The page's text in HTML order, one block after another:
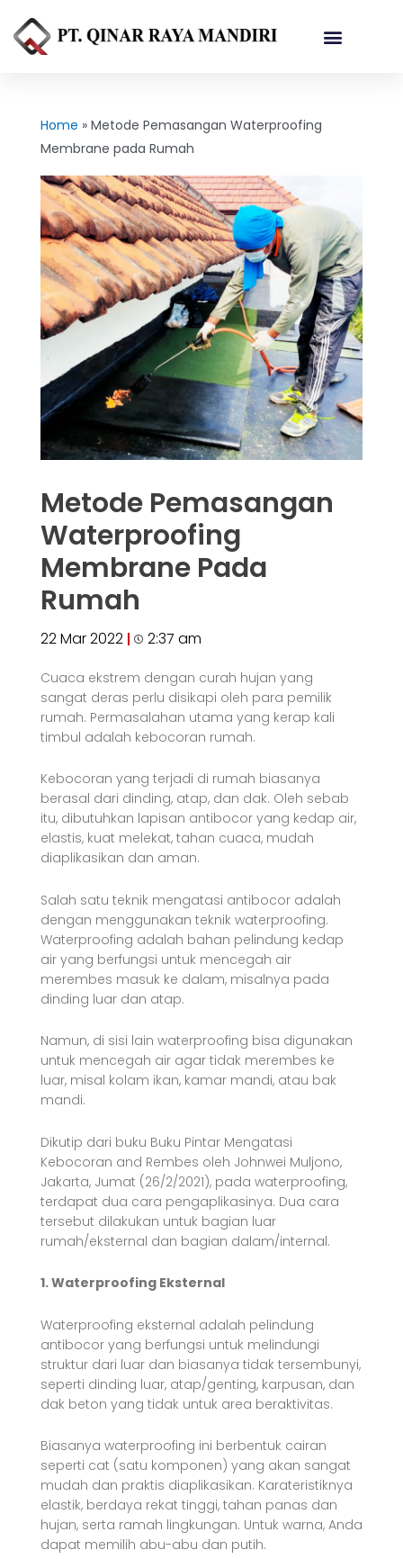
Home » Metode Pemasangan Waterproofing
Membrane pada Rumah
Metode Pemasangan
Waterproofing
Membrane Pada
Rumah
22 Mar 2022 2:37 am
Cuaca ekstrem dengan curah hujan yang
sangat deras perlu disikapi oleh para pemilik
rumah. Permasalahan utama yang kerap kali
timbul adalah kebocoran rumah.
Kebocoran yang terjadi di rumah biasanya
berasal dari dinding, atap, dan dak. Oleh sebab
itu, dibutuhkan lapisan antibocor yang kedap air,
elastis, kuat melekat, tahan cuaca, mudah
diaplikasikan dan aman.
Salah satu teknik mengatasi antibocor adalah
dengan menggunakan teknik waterproofing.
Waterproofing adalah bahan pelindung kedap
air yang berfungsi untuk mencegah air
merembes masuk ke dalam, misalnya pada
dinding luar dan atap.
Namun, di sisi lain waterproofing bisa digunakan
untuk mencegah air agar tidak merembes ke
luar, misal kolam ikan, kamar mandi, atau bak
mandi.
Dikutip dari buku Buku Pintar Mengatasi
Kebocoran and Rembes oleh Johnwei Muljono,
Jakarta, Jumat (26/2/2021), pada waterproofing,
terdapat dua cara pengaplikasinya. Dua cara
tersebut dilakukan untuk bagian luar
rumah/eksternal dan bagian dalam/internal.
1. Waterproofing Eksternal
Waterproofing eksternal adalah pelindung
antibocor yang berfungsi untuk melindungi
struktur dari luar dan biasanya tidak tersembunyi,
seperti dinding luar, atap/genting, karpusan, dan
dak beton yang tidak untuk area beraktivitas.
Biasanya waterproofing ini berbentuk cairan
seperti cat (satu komponen) yang akan sangat
mudah dan praktis diaplikasikan. Karateristiknya
elastik, berdaya rekat tinggi, tahan panas dan
hujan, serta ramah lingkungan. Untuk warna, Anda
dapat memilih abu-abu dan putih.